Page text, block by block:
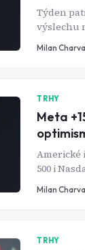
Týden
výslechu
Milan
TRHY
Meta
Americké
500 i
se ale
Milan
TRHY